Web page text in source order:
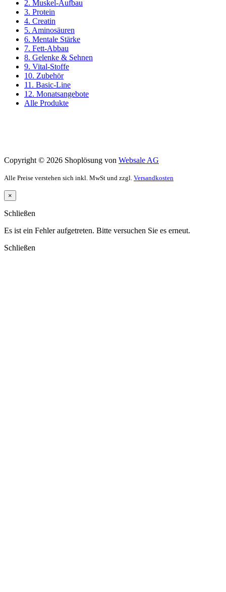
2. Muskel-Aufbau
3. Protein
4. Creatin
5. Aminosäuren
6. Mentale Stärke
7. Fett-Abbau
8. Gelenke & Sehnen
9. Vital-Stoffe
10. Zubehör
11. Basic-Line
12. Monatsangebote
Alle Produkte
Copyright © 2026 Shoplösung von Websale AG
Alle Preise verstehen sich inkl. MwSt und zzgl. Versandkosten
×
Schließen
Es ist ein Fehler aufgetreten. Bitte versuchen Sie es erneut.
Schließen